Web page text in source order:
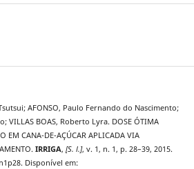
AFONSO, Paulo Fernando do Nascimento;
VILLAS BOAS, Roberto Lyra. DOSE ÓTIMA
EM CANA-DE-AÇÚCAR APLICADA VIA
IRRIGA, [S. l.], v. 1, n. 1, p. 28–39, 2015.
Disponível em: